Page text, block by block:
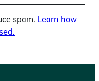
spam. Learn how